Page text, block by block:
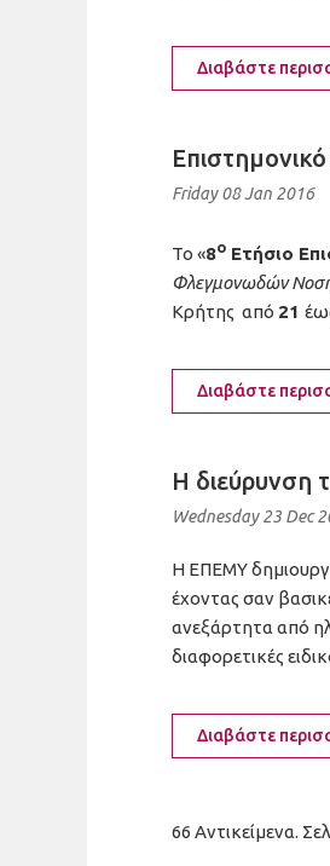
Διαβάστε
Friday 08 Jan 2016
Το «8ο Ετήσιο
Φλεγμονωδών
Κρήτης από 21
Διαβάστε
H διεύρυνση
Wednesday 23 Dec
Η ΕΠΕΜΥ
έχοντας σαν
ανεξάρτητα από
διαφορετικές
Διαβάστε
66 Αντικείμενα.